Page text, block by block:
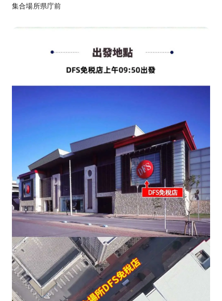
集合場所県庁前